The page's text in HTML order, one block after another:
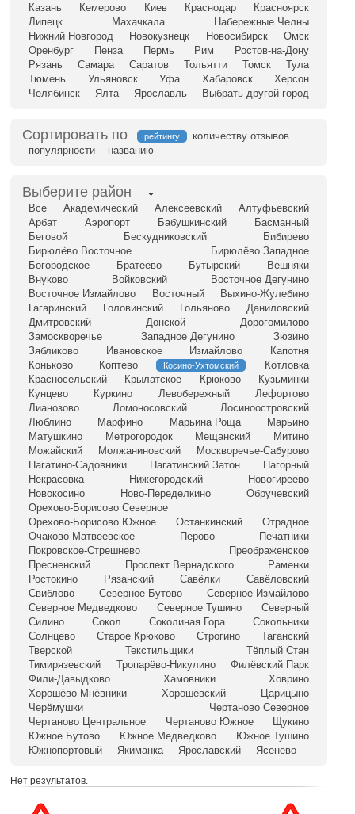
Казань
Кемерово Киев Краснодар
Красноярск
Липецк
Махачкала
Набережные Челны
Нижний Новгород
Новокузнецк Новосибирск
Омск
Оренбург
Пенза Пермь Рим
Ростов-на-Дону
Рязань
Самара Саратов Тольятти Томск
Тула
Тюмень
Ульяновск Уфа Хабаровск
Херсон
Челябинск
Ялта Ярославль Выбрать другой город
Сортировать по рейтингу
количеству отзывов
популярности
названию
Выберите район
Все Академический Алексеевский
Алтуфьевский
Арбат
Аэропорт Бабушкинский
Басманный
Беговой
Бескудниковский
Бибирево
Бирюлёво Восточное
Бирюлёво Западное
Богородское
Братеево Бутырский
Вешняки
Внуково
Войковский
Восточное Дегунино
Восточное Измайлово
Восточный
Выхино-Жулебино
Гагаринский
Головинский Гольяново
Даниловский
Дмитровский
Донской
Дорогомилово
Замоскворечье
Западное Дегунино
Зюзино
Зябликово
Ивановское Измайлово
Капотня
Коньково
Коптево Косино-Ухтомский
Котловка
Красносельский
Крылатское Крюково
Кузьминки
Кунцево
Куркино Левобережный
Лефортово
Лианозово
Ломоносовский
Лосиноостровский
Люблино
Марфино Марьина Роща
Марьино
Матушкино
Метрогородок Мещанский
Митино
Можайский
Молжаниновский
Москворечье-Сабурово
Нагатино-Садовники
Нагатинский Затон
Нагорный
Некрасовка
Нижегородский
Новогиреево
Новокосино
Ново-Переделкино
Обручевский
Орехово-Борисово Северное
Орехово-Борисово Южное
Останкинский
Отрадное
Очаково-Матвеевское
Перово
Печатники
Покровское-Стрешнево
Преображенское
Пресненский
Проспект Вернадского
Раменки
Ростокино
Рязанский Савёлки
Савёловский
Свиблово
Северное Бутово
Северное Измайлово
Северное Медведково
Северное Тушино
Северный
Силино
Сокол Соколиная Гора
Сокольники
Солнцево
Старое Крюково Строгино
Таганский
Тверской
Текстильщики
Тёплый Стан
Тимирязевский
Тропарёво-Никулино
Филёвский Парк
Фили-Давыдково
Хамовники
Ховрино
Хорошёво-Мнёвники
Хорошёвский
Царицыно
Черёмушки
Чертаново Северное
Чертаново Центральное
Чертаново Южное
Щукино
Южное Бутово
Южное Медведково
Южное Тушино
Южнопортовый
Якиманка Ярославский Ясенево
Нет результатов.